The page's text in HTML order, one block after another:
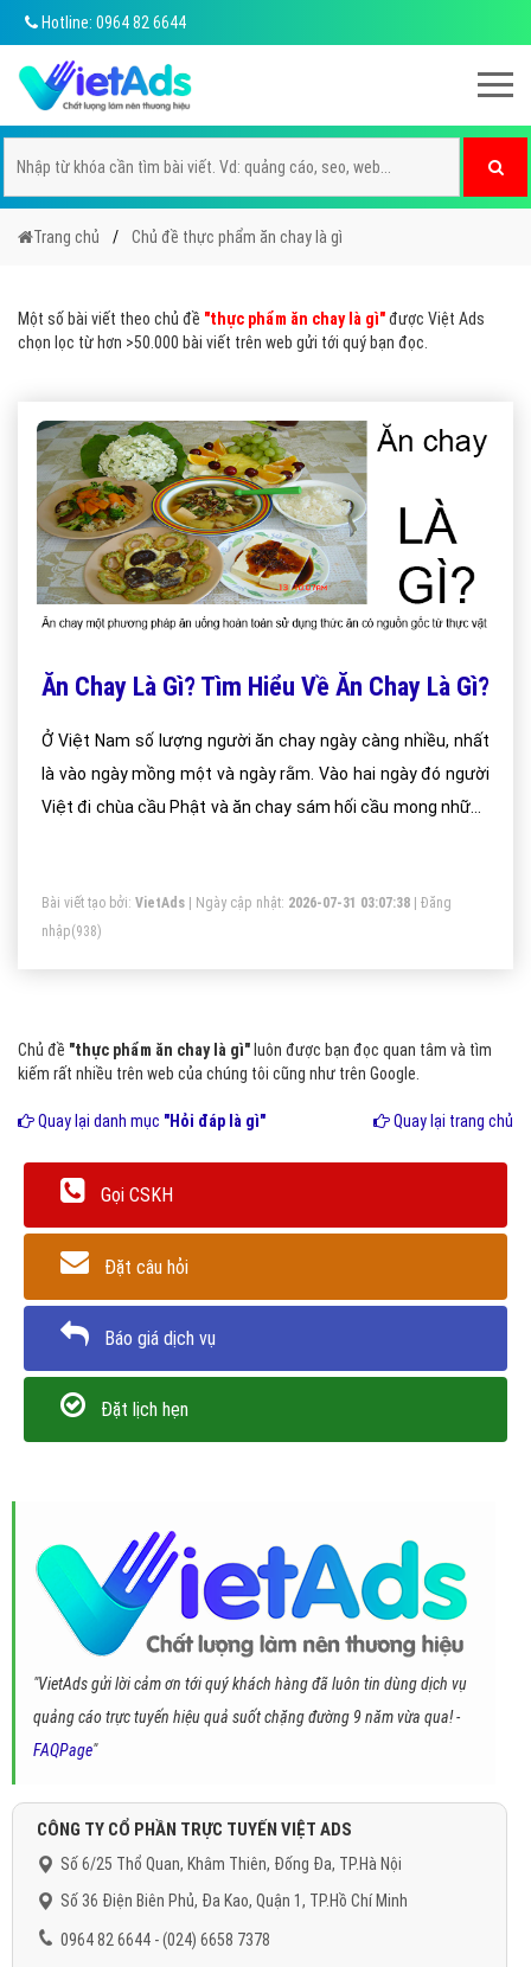
Hotline: 0964 82 6644
Trang chủ Chủ đề thực phẩm ăn chay là gì
Một số bài viết theo chủ đề "thực phẩm ăn chay là gì"được Việt Ads
chọn lọc từ hơn >50.000 bài viết trên web gửi tới quý bạn đọc.
Ăn Chay Là Gì? Tìm Hiểu Về Ăn Chay Là Gì?
Ở Việt Nam số lượng người ăn chay ngày càng nhiều, nhất
là vào ngày mồng một và ngày rằm. Vào hai ngày đó người
Việt đi chùa cầu Phật và ăn chay sám hối cầu mong những
phát từ tấm lòng nhân hậu, từ -bi-hỉ-xả của con người.
Bài viết tạo bởi: VietAds | Ngày cập nhật: 2026-07-31 03:07:38
Đăng
nhập(938)
Chủ đề "thực phẩm ăn chay là gì" luôn được bạn đọc quan tâm và tìm
kiếm rất nhiều trên web của chúng tôi cũng như trên Google.
Quay lại danh mục "Hỏi đáp là gì" Quay lại trang chủ
Gọi CSKH
Đặt câu hỏi
Báo giá dịch vụ
Đặt lịch hẹn
"VietAds gửi lời cảm ơn tới quý khách hàng đã luôn tin dùng dịch vụ
quảng cáo trực tuyến hiệu quả suốt chặng đường 9 năm vừa qua! -
FAQPage"
CÔNG TY CỔ PHẦN TRỰC TUYẾN VIỆT ADS
Số 6/25 Thổ Quan, Khâm Thiên, Đống Đa, TP.Hà Nội
Số 36 Điện Biên Phủ, Đa Kao, Quận 1, TP.Hồ Chí Minh
0964 82 6644 - (024) 6658 7378